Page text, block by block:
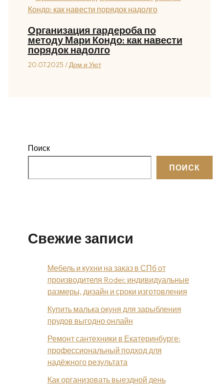
Организация гардероба по
методу Мари Кондо: как навести
порядок надолго
20.07.2025 /Дом и Уют
Поиск
ПОИСК
Свежие записи
Мебель и кухни на заказ в СПб от
производителя Rodei: индивидуальные
размеры, дизайн и сроки изготовления
Купить малька окуня для зарыбления
прудов выгодно онлайн
Ремонт сантехники в Екатеринбурге:
профессиональный подход для
надёжного результата
Как организовать выездной день